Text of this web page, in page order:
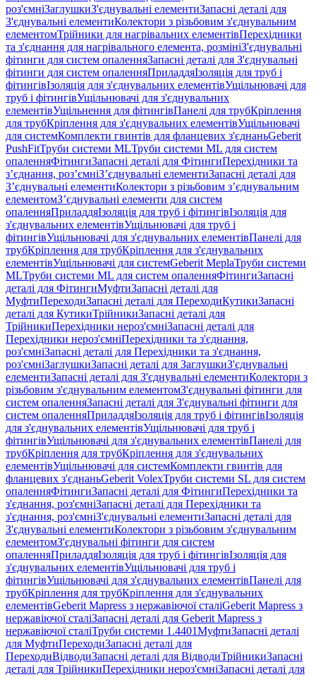
роз'ємніЗаглушкиЗ'єднувальні елементиЗапасні деталі для
З'єднувальні елементиКолектори з різьбовим з'єднувальним
елементомТрійники для нагрівальних елементівПерехідники
та з'єднання для нагрівального елемента, розмініЗ'єднувальні
фітинги для систем опаленняЗапасні деталі для З'єднувальні
фітинги для систем опаленняПриладдяІзоляція для труб і
фітингівІзоляція для з'єднувальних елементівУщільнювачі для
труб і фітингівУщільнювачі для з'єднувальних
елементівУщільнення для фітингівПанелі для трубКріплення
для трубКріплення для з'єднувальних елементівУщільнювачі
для системКомплекти гвинтів для фланцевих з'єднаньGeberit
PushFitТруби системи MLТруби системи ML для систем
опаленняФітингиЗапасні деталі для ФітингиПерехідники та
з’єднання, роз’ємніЗ’єднувальні елементиЗапасні деталі для
З’єднувальні елементиКолектори з різьбовим з’єднувальним
елементомЗ’єднувальні елементи для систем
опаленняПриладдяІзоляція для труб і фітингівІзоляція для
з'єднувальних елементівУщільнювачі для труб і
фітингівУщільнювачі для з'єднувальних елементівПанелі для
трубКріплення для трубКріплення для з'єднувальних
елементівУщільнювачі для системGeberit MeplaТруби системи
MLТруби системи ML для систем опаленняФітингиЗапасні
деталі для ФітингиМуфтиЗапасні деталі для
МуфтиПереходиЗапасні деталі для ПереходиКутикиЗапасні
деталі для КутикиТрійникиЗапасні деталі для
ТрійникиПерехідники нероз'ємніЗапасні деталі для
Перехідники нероз'ємніПерехідники та з'єднання,
роз'ємніЗапасні деталі для Перехідники та з'єднання,
роз'ємніЗаглушкиЗапасні деталі для ЗаглушкиЗ'єднувальні
елементиЗапасні деталі для З'єднувальні елементиКолектори з
різьбовим з'єднувальним елементомЗ'єднувальні фітинги для
систем опаленняЗапасні деталі для З'єднувальні фітинги для
систем опаленняПриладдяІзоляція для труб і фітингівІзоляція
для з'єднувальних елементівУщільнювачі для труб і
фітингівУщільнювачі для з'єднувальних елементівПанелі для
трубКріплення для трубКріплення для з'єднувальних
елементівУщільнювачі для системКомплекти гвинтів для
фланцевих з'єднаньGeberit VolexТруби системи SL для систем
опаленняФітингиЗапасні деталі для ФітингиПерехідники та
з'єднання, роз'ємніЗапасні деталі для Перехідники та
з'єднання, роз'ємніЗ'єднувальні елементиЗапасні деталі для
З'єднувальні елементиКолектори з різьбовим з'єднувальним
елементомЗ'єднувальні фітинги для систем
опаленняПриладдяІзоляція для труб і фітингівІзоляція для
з'єднувальних елементівУщільнювачі для труб і
фітингівУщільнювачі для з'єднувальних елементівПанелі для
трубКріплення для трубКріплення для з'єднувальних
елементівGeberit Mapress з нержавіючої сталіGeberit Mapress з
нержавіючої сталіЗапасні деталі для Geberit Mapress з
нержавіючої сталіТруби системи 1.4401МуфтиЗапасні деталі
для МуфтиПереходиЗапасні деталі для
ПереходиВідводиЗапасні деталі для ВідводиТрійникиЗапасні
деталі для ТрійникиПерехідники нероз'ємніЗапасні деталі для